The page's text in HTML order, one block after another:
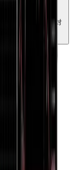
上級者まで幅広く対